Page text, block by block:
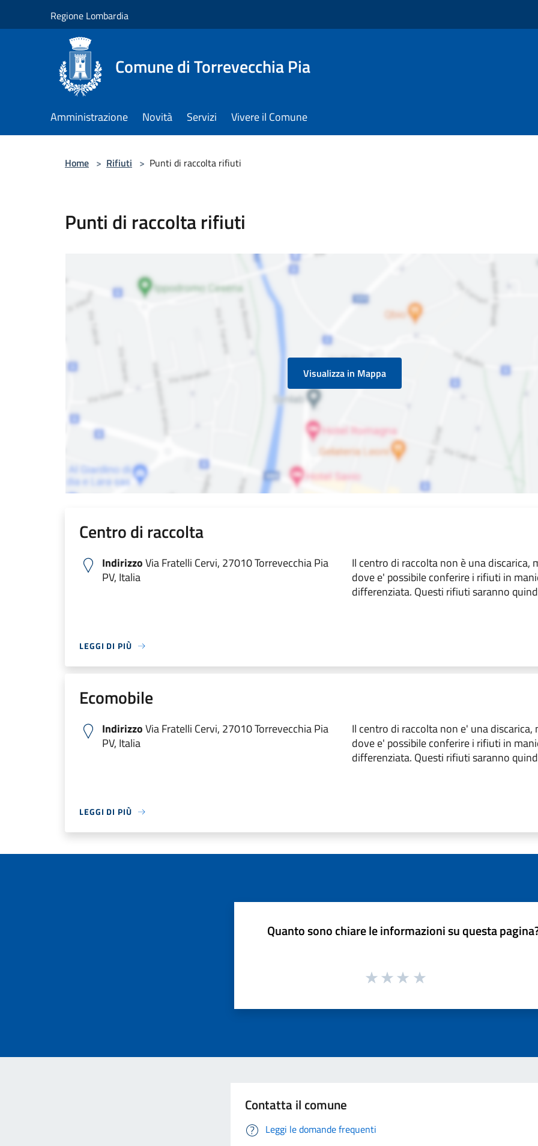
Regione Lombardia
Comune di Torrevecchia Pia
Amministrazione Novità Servizi Vivere il Comune
Home > Rifiuti > Punti di raccolta rifiuti
Punti di raccolta rifiuti
Visualizza in Mappa
Centro di raccolta
IndirizzoVia Fratelli Cervi, 27010 Torrevecchia Pia
PV, Italia
Il centro di raccolta non è una discarica,
dove e' possibile conferire i rifiuti in
differenziata. Questi rifiuti saranno
LEGGI DI PIÙ
Ecomobile
IndirizzoVia Fratelli Cervi, 27010 Torrevecchia Pia
PV, Italia
Il centro di raccolta non e' una discarica,
dove e' possibile conferire i rifiuti in
differenziata. Questi rifiuti saranno
LEGGI DI PIÙ
Quanto sono chiare le informazioni su questa
Contatta il comune
Leggi le domande frequenti